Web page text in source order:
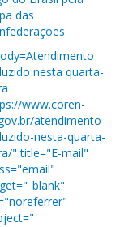
das
nesta quarta-
www.coren-
atendimento-
nesta-quarta-
" title="E-mail"